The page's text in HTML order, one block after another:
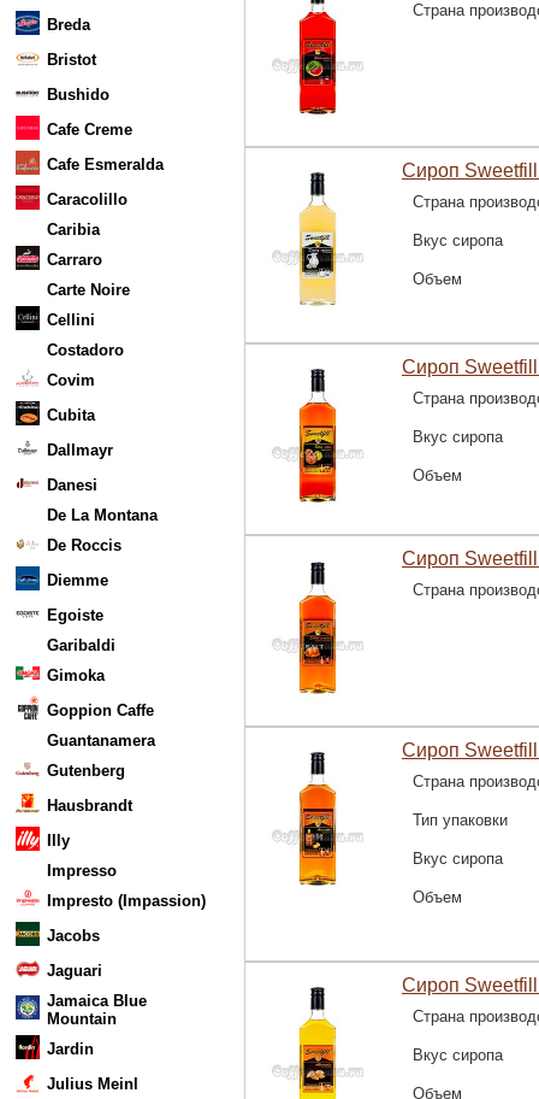
Breda
Bristot
Bushido
Cafe Creme
Cafe Esmeralda
Caracolillo
Caribia
Carraro
Carte Noire
Cellini
Costadoro
Covim
Cubita
Dallmayr
Danesi
De La Montana
De Roccis
Diemme
Egoiste
Garibaldi
Gimoka
Goppion Caffe
Guantanamera
Gutenberg
Hausbrandt
Illy
Impresso
Impresto (Impassion)
Jacobs
Jaguari
Jamaica Blue
Mountain
Jardin
Julius Meinl
Страна
Сироп
Страна
Вкус сиропа
Объем
Сироп
Страна
Вкус сиропа
Объем
Сироп
Страна
Сироп
Страна
Тип упаковки
Вкус сиропа
Объем
Сироп
Страна
Вкус сиропа
Объем